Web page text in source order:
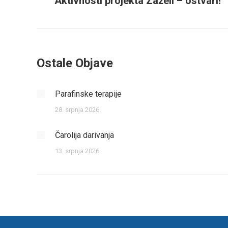
Ostale Objave
Parafinske terapije
28. srpnja 2026.
Čarolija darivanja
13. srpnja 2026.